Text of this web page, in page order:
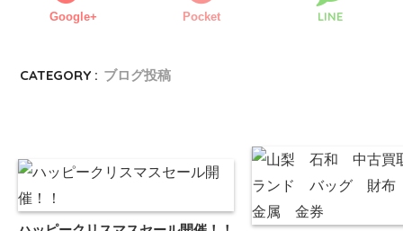
Google+ Pocket LINE
CATEGORY : ブログ投稿